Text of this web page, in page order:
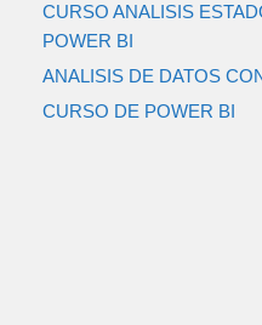
CURSO ANALISIS
POWER BI
ANALISIS DE DATOS
CURSO DE POWER BI